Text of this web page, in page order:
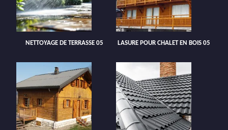
NETTOYAGE DE TERRASSE 05 LASURE POUR CHALET EN BOIS 05